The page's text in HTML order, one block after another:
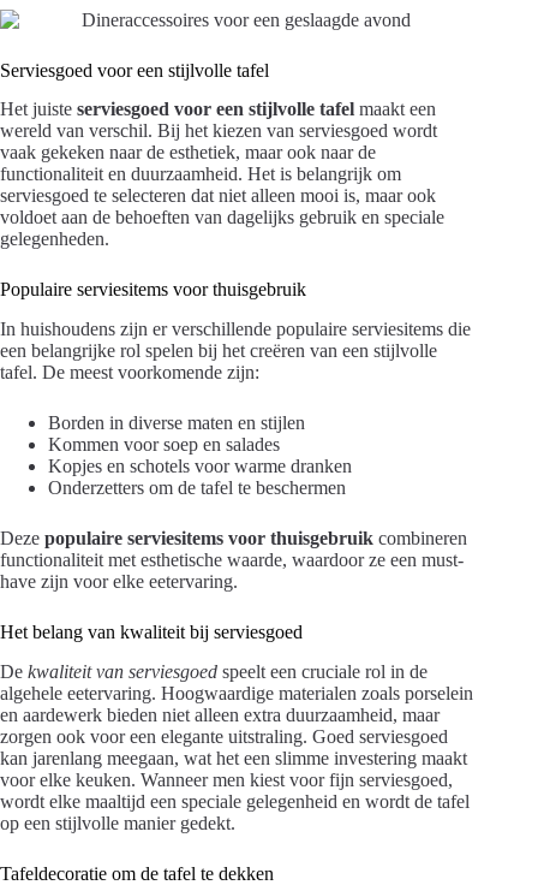
Serviesgoed voor een stijlvolle tafel
Het juiste serviesgoed voor een stijlvolle tafel maakt een
wereld van verschil. Bij het kiezen van serviesgoed wordt
vaak gekeken naar de esthetiek, maar ook naar de
functionaliteit en duurzaamheid. Het is belangrijk om
serviesgoed te selecteren dat niet alleen mooi is, maar ook
voldoet aan de behoeften van dagelijks gebruik en speciale
gelegenheden.
Populaire serviesitems voor thuisgebruik
In huishoudens zijn er verschillende populaire serviesitems die
een belangrijke rol spelen bij het creëren van een stijlvolle
tafel. De meest voorkomende zijn:
Borden in diverse maten en stijlen
Kommen voor soep en salades
Kopjes en schotels voor warme dranken
Onderzetters om de tafel te beschermen
Deze populaire serviesitems voor thuisgebruik combineren
functionaliteit met esthetische waarde, waardoor ze een must-
have zijn voor elke eetervaring.
Het belang van kwaliteit bij serviesgoed
De kwaliteit van serviesgoed speelt een cruciale rol in de
algehele eetervaring. Hoogwaardige materialen zoals porselein
en aardewerk bieden niet alleen extra duurzaamheid, maar
zorgen ook voor een elegante uitstraling. Goed serviesgoed
kan jarenlang meegaan, wat het een slimme investering maakt
voor elke keuken. Wanneer men kiest voor fijn serviesgoed,
wordt elke maaltijd een speciale gelegenheid en wordt de tafel
op een stijlvolle manier gedekt.
Tafeldecoratie om de tafel te dekken